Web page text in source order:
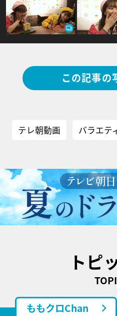
この記事の
テレ朝動画 バラエテ
トピ
ももクロChan